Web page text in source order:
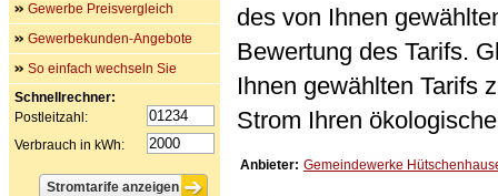
des von Ihnen
Bewertung des Tarifs.
Ihnen gewählten Tarifs
Strom Ihren
Anbieter: Gemeindewerke
Gewerbe Preisvergleich
Gewerbekunden-Angebote
So einfach wechseln Sie
Schnellrechner:
Postleitzahl:
Verbrauch in kWh: